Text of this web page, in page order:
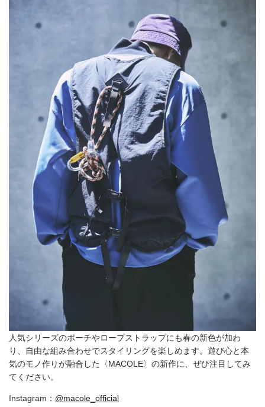
人気シリーズのポーチやロープストラップにも春の新色が加わ
り、自由な組み合わせでスタイリングを楽しめます。遊び心と本
気のモノ作りが融合した〈MACOLE〉の新作に、ぜひ注目してみ
てください。
Instagram： @macole_official